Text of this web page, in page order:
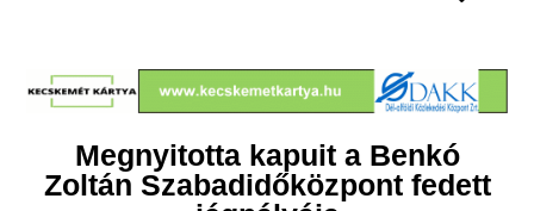
Megnyitotta kapuit a Benkó
Zoltán Szabadidőközpont fedett